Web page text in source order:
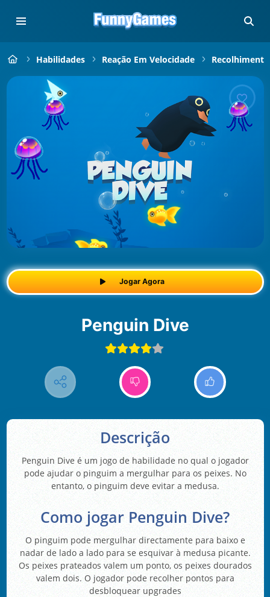
Habilidades Reação Em Velocidade
Jogar Agora
Penguin Dive
Descrição
Penguin Dive é um jogo de habilidade no qual o jogador
pode ajudar o pinguim a mergulhar para os peixes. No
entanto, o pinguim deve evitar a medusa.
Como jogar Penguin Dive?
O pinguim pode mergulhar directamente para baixo e
nadar de lado a lado para se esquivar à medusa picante.
Os peixes prateados valem um ponto, os peixes dourados
valem dois. O jogador pode recolher pontos para
desbloquear upgrades